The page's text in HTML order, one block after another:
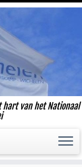
van het Nationaal